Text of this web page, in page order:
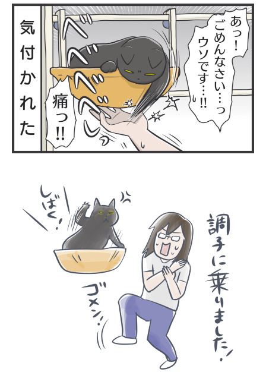
PECOアプリをダウンロード済みの方
アプリで開く